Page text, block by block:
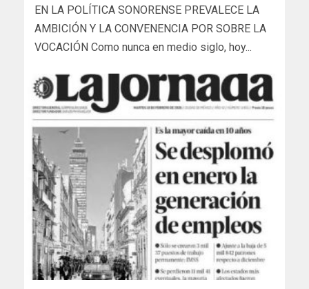
EN LA POLÍTICA SONORENSE PREVALECE LA
AMBICIÓN Y LA CONVENENCIA POR SOBRE LA
VOCACIÓN Como nunca en medio siglo, hoy...